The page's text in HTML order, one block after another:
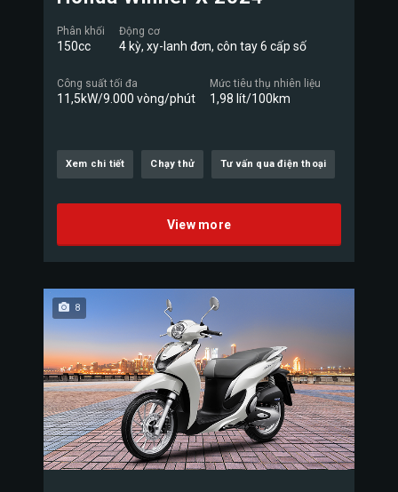
Phân khối
150cc
Động cơ
4 kỳ, xy-lanh đơn, côn tay 6 cấp số
Công suất tối đa
11,5kW/9.000 vòng/phút
Mức tiêu thụ nhiên liệu
1,98 lít/100km
Xem chi tiết Chạy thử Tư vấn qua điện thoại
View more
8